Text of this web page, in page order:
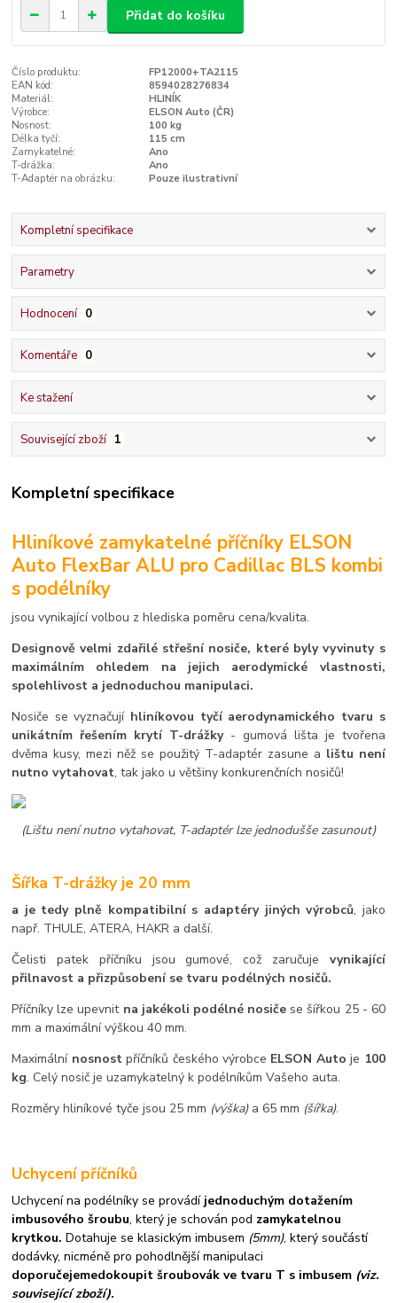
Přidat do košíku
Číslo produktu:
FP12000+TA2115
EAN kód:
8594028276834
Materiál:
HLINÍK
Výrobce:
ELSON Auto (ČR)
Nosnost:
100 kg
Délka tyčí:
115 cm
Zamykatelné:
Ano
T-drážka:
Ano
T-Adaptér na obrázku:
Pouze ilustrativní
Kompletní specifikace
Parametry
Hodnocení 0
Komentáře 0
Ke stažení
Související zboží 1
Kompletní specifikace
Hliníkové zamykatelné příčníky ELSON
Auto FlexBar ALU pro Cadillac BLS kombi
s podélníky
jsou vynikající volbou z hlediska poměru cena/kvalita.
Designově velmi zdařilé střešní nosiče, které byly vyvinuty s
maximálním ohledem na jejich aerodymické vlastnosti,
spolehlivost a jednoduchou manipulaci.
Nosiče se vyznačují hliníkovou tyčí aerodynamického tvaru s
unikátním řešením krytí T-drážky- gumová lišta je tvořena
dvěma kusy, mezi něž se použitý T-adaptér zasune a lištu není
nutno vytahovat, tak jako u většiny konkurenčních nosičů!
(Lištu není nutno vytahovat, T-adaptér lze jednodušše zasunout)
Šířka T-drážky je 20 mm
a je tedy plně kompatibilní s adaptéry jiných výrobců, jako
např. THULE, ATERA, HAKR a další.
Čelisti patek příčníku jsou gumové, což zaručuje vynikající
přilnavost a přizpůsobení se tvaru podélných nosičů.
Příčníky lze upevnit na jakékoli podélné nosiče se šířkou 25 - 60
mm a maximální výškou 40 mm.
Maximální nosnostpříčníků českého výrobce ELSON Autoje 100
kg. Celý nosič je uzamykatelný k podélníkům Vašeho auta.
Rozměry hliníkové tyče jsou 25 mm (výška)a 65 mm (šířka).
Uchycení příčníků
Uchycení na podélníky se provádí jednoduchým dotažením
imbusového šroubu, který je schován pod zamykatelnou
krytkou.Dotahuje se klasickým imbusem (5mm), který součástí
dodávky, nicméně pro pohodlnější manipulaci
doporučejemedokoupit šroubovák ve tvaru T s imbusem (viz.
související zboží).